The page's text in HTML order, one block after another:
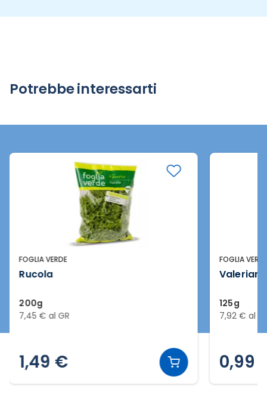
Potrebbe interessarti
FOGLIA VERDE
Rucola
200g
7,45 € al GR
1,49 €
FOGLIA VERDE
125g
7,92 € al
0,99